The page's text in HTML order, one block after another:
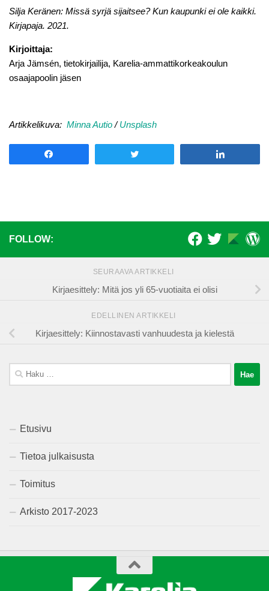
Silja Keränen: Missä syrjä sijaitsee? Kun kaupunki ei ole kaikki.
Kirjapaja. 2021.
Kirjoittaja:
Arja Jämsén, tietokirjailija, Karelia-ammattikorkeakoulun
osaajapoolin jäsen
Artikkelikuva: Minna Autio/Unsplash
FOLLOW:
SEURAAVA ARTIKKELI
Kirjaesittely: Mitä jos yli 65-vuotiaita ei olisi
EDELLINEN ARTIKKELI
Kirjaesittely: Kiinnostavasti vanhuudesta ja kielestä
Haku:
Etusivu
Tietoa julkaisusta
Toimitus
Arkisto 2017-2023